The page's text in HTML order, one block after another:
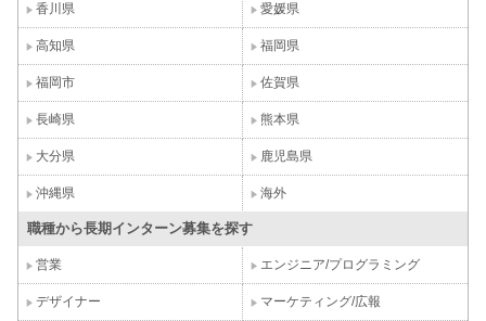
香川県 愛媛県
高知県 福岡県
福岡市 佐賀県
長崎県 熊本県
大分県 鹿児島県
沖縄県 海外
職種から長期インターン募集を探す
営業 エンジニア/プログラミング
デザイナー マーケティング/広報